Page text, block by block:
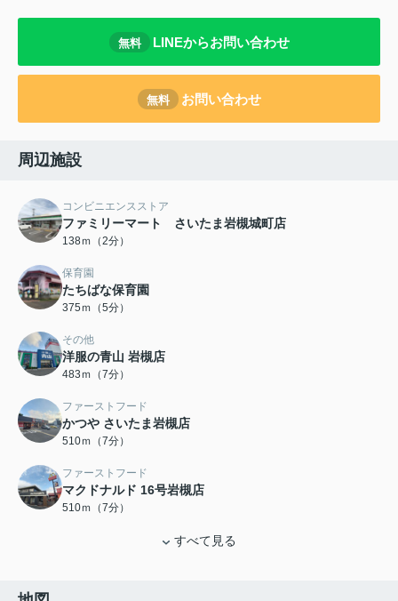
無料 LINEからお問い合わせ
無料 お問い合わせ
周辺施設
コンビニエンスストア
ファミリーマート さいたま岩槻城町店
138ｍ（2分）
保育園
たちばな保育園
375ｍ（5分）
その他
洋服の青山 岩槻店
483ｍ（7分）
ファーストフード
かつや さいたま岩槻店
510ｍ（7分）
ファーストフード
マクドナルド 16号岩槻店
510ｍ（7分）
すべて見る